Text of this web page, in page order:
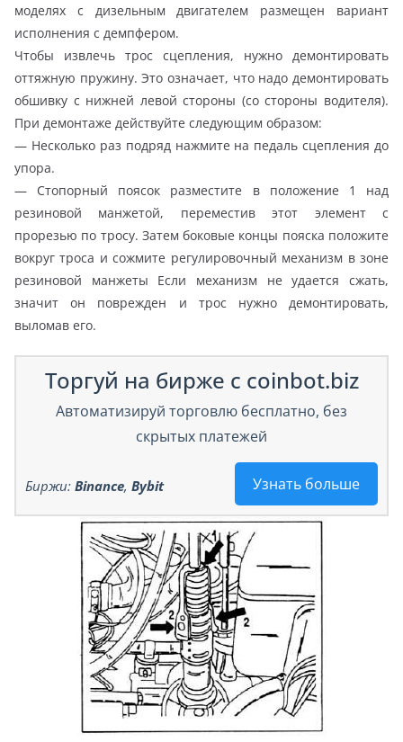
моделях с дизельным двигателем размещен вариант
исполнения с демпфером.
Чтобы извлечь трос сцепления, нужно демонтировать
оттяжную пружину. Это означает, что надо демонтировать
обшивку с нижней левой стороны (со стороны водителя).
При демонтаже действуйте следующим образом:
— Несколько раз подряд нажмите на педаль сцепления до
упора.
— Стопорный поясок разместите в положение 1 над
резиновой манжетой, переместив этот элемент с
прорезью по тросу. Затем боковые концы пояска положите
вокруг троса и сожмите регулировочный механизм в зоне
резиновой манжеты Если механизм не удается сжать,
значит он поврежден и трос нужно демонтировать,
выломав его.
Торгуй на бирже с coinbot.biz
Автоматизируй торговлю бесплатно, без
скрытых платежей
Узнать больше
Биржи: Binance, Bybit